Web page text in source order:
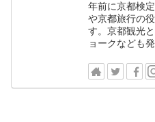
年前に京都検
や京都旅行の
す。京都観光
ョークなども